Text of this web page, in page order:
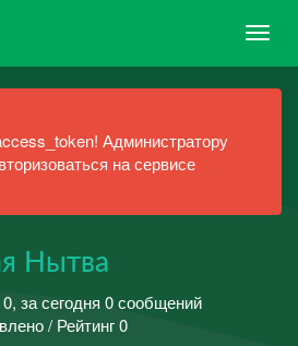
Администратору
на сервисе
Нытва
0, за сегодня 0 сообщений
/ Рейтинг 0